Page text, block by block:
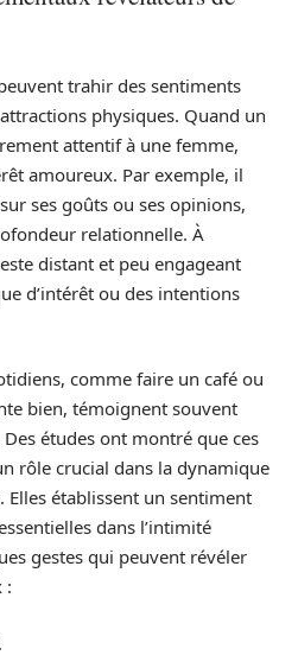
trahir des sentiments
physiques. Quand un
attentif à une femme,
amoureux. Par exemple, il
ses goûts ou ses opinions,
relationnelle. À
distant et peu engageant
d’intérêt ou des intentions
comme faire un café ou
bien, témoignent souvent
études ont montré que ces
rôle crucial dans la dynamique
Elles établissent un sentiment
dans l’intimité
gestes qui peuvent révéler
: